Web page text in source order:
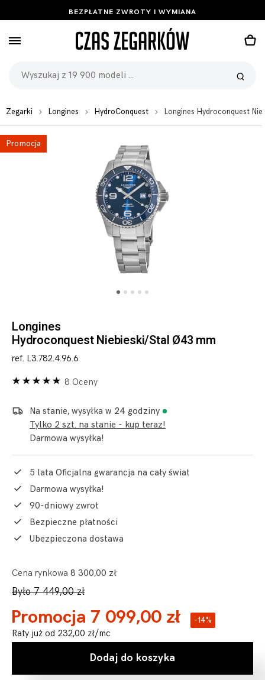
BEZPŁATNE ZWROTY I WYMIANA
Zegarki Longines HydroConquest Longines Hydroconquest
Promocja
Longines
Hydroconquest Niebieski/Stal Ø43 mm
ref. L3.782.4.96.6
8 Oceny
Na stanie, wysyłka w 24 godziny
Tylko 2 szt. na stanie - kup teraz!
Darmowa wysyłka!
5 lata Oficjalna gwarancja na cały świat
Darmowa wysyłka!
90-dniowy zwrot
Bezpieczne płatności
Ubezpieczona dostawa
Cena rynkowa 8 300,00 zł
Było 7 449,00 zł
Promocja 7 099,00 zł -14%
Raty już od 232,00 zł/mc
Dodaj do koszyka